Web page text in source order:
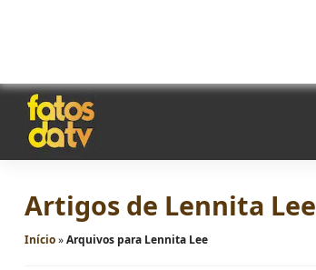
Artigos de Lennita Lee
Início»Arquivos para Lennita Lee